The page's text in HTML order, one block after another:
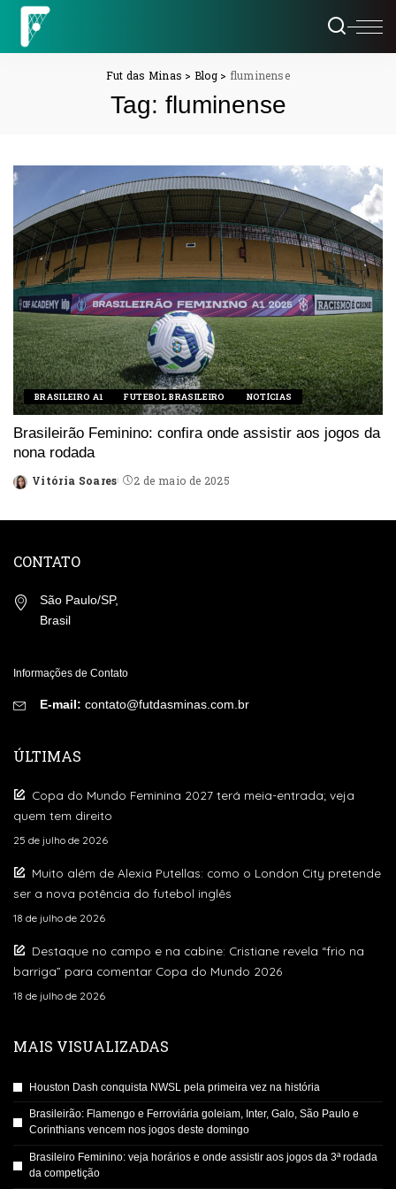
Fut das Minas > Blog> fluminense
Tag: fluminense
BRASILEIRO A1 FUTEBOL BRASILEIRO NOTÍCIAS
Brasileirão Feminino: confira onde assistir aos jogos da
nona rodada
Posted
Vitória Soares 2 de maio de 2025
CONTATO
São Paulo/SP,
Brasil
Informações de Contato
E-mail: contato@futdasminas.com.br
ÚLTIMAS
Copa do Mundo Feminina 2027 terá meia-entrada; veja
quem tem direito
25 de julho de 2026
Muito além de Alexia Putellas: como o London City pretende
ser a nova potência do futebol inglês
18 de julho de 2026
Destaque no campo e na cabine: Cristiane revela “frio na
barriga” para comentar Copa do Mundo 2026
18 de julho de 2026
MAIS VISUALIZADAS
Houston Dash conquista NWSL pela primeira vez na história
Brasileirão: Flamengo e Ferroviária goleiam, Inter, Galo, São Paulo e
Corinthians vencem nos jogos deste domingo
Brasileiro Feminino: veja horários e onde assistir aos jogos da 3ª rodada
da competição